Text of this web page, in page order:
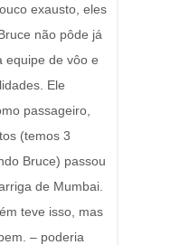
exausto, eles
não pôde já
equipe de vôo e
Ele
passageiro,
(temos 3
Bruce) passou
de Mumbai.
teve isso, mas
– poderia